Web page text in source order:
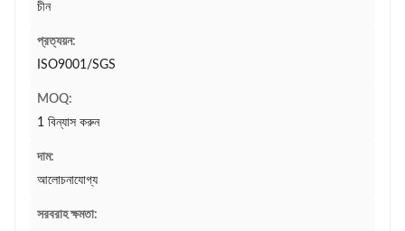
চীন
প্রত্যয়ন:
ISO9001/SGS
MOQ:
1 বিন্যাস করুন
দাম:
আলোচনাযোগ্য
সরবরাহ ক্ষমতা: